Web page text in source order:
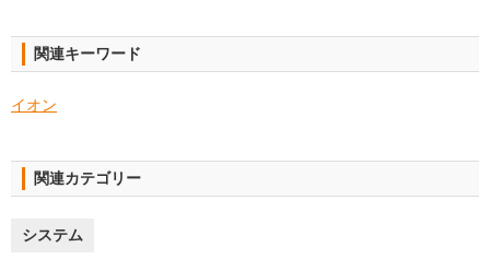
関連キーワード
イオン
関連カテゴリー
システム